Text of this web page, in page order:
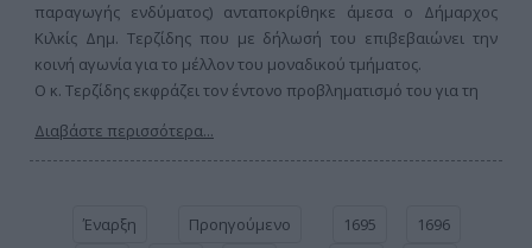
παραγωγής ενδύματος) ανταποκρίθηκε άμεσα ο Δήμαρχος
Κιλκίς Δημ. Τερζίδης που με δήλωσή του επιβεβαιώνει την
κοινή αγωνία για το μέλλον του μοναδικού τμήματος.
Ο κ. Τερζίδης εκφράζει τον έντονο προβληματισμό του για τη
Διαβάστε περισσότερα...
Έναρξη Προηγούμενο 1695
1696